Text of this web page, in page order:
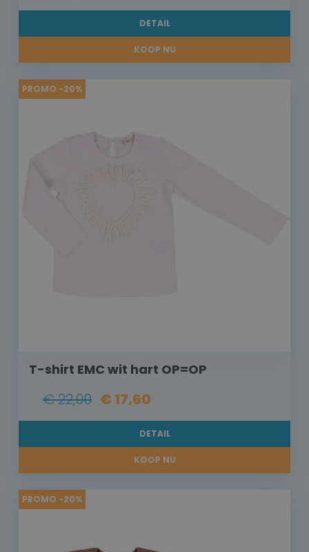
DETAIL
KOOP NU
PROMO -20%
T-shirt EMC wit hart OP=OP
€ 22,00 € 17,60
DETAIL
KOOP NU
PROMO -20%